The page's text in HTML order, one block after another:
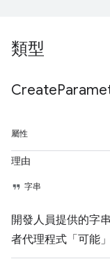
類型
Create
屬性
理由
字串
開發人員提供的字
者代理程式「可能